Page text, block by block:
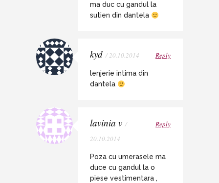
ma duc cu gandul la
sutien din dantela
kyd / 20.10.2014 Reply
lenjerie intima din
dantela
lavinia v /
20.10.2014
Reply
Poza cu umerasele ma
duce cu gandul la o
piese vestimentara ,